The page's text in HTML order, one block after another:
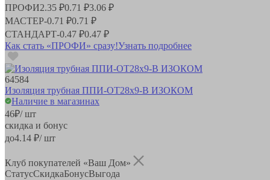
ПРОФИ2.35 ₽0.71 ₽3.06 ₽
МАСТЕР-0.71 ₽0.71 ₽
СТАНДАРТ-0.47 ₽0.47 ₽
Как стать «ПРОФИ» сразу!Узнать подробнее
64584
Изоляция трубная ППИ-ОТ28х9-В ИЗОКОМ
Наличие в магазинах
46₽/ шт
скидка и бонус
до4.14 ₽/ шт
Клуб покупателей «Ваш Дом»
СтатусСкидкаБонусВыгода